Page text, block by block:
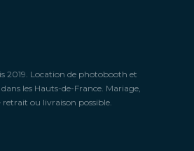
2019. Location de photobooth et
les Hauts-de-France. Mariage,
ou livraison possible.